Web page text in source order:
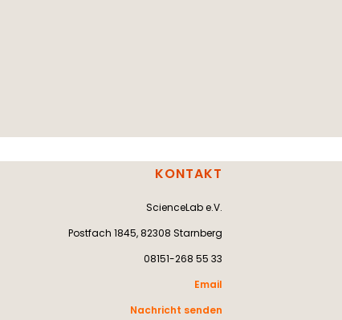
KONTAKT
ScienceLab e.V.
Postfach 1845, 82308 Starnberg
08151-268 55 33
Email
Nachricht senden